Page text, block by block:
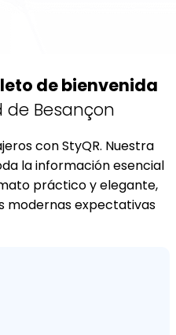
de bienvenida
Besançon
con StyQR. Nuestra
la información esencial
práctico y elegante,
modernas expectativas